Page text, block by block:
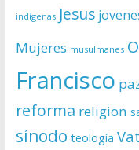
indígenas Jesus
Mujeres musulmanes
Francisco
reforma religion
sínodo teología